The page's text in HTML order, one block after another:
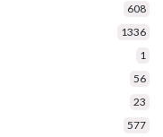
608
1336
1
56
23
577